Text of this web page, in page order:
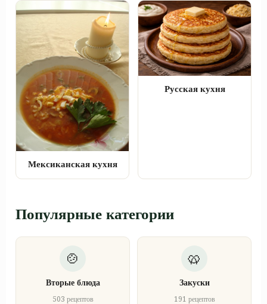
Мексиканская кухня
Русская кухня
Популярные категории
Вторые блюда
503 рецептов
Закуски
191 рецептов